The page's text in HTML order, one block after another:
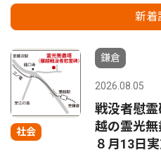
新着
社会
鎌倉
2026.08.05
戦没者慰
越の霊光
８月13日